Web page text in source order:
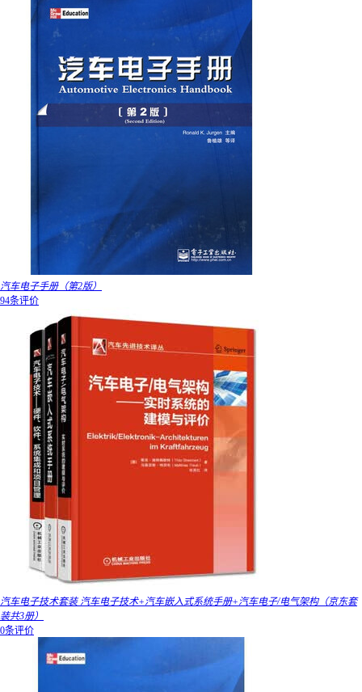
汽车电子手册（第2版）
94条评价
汽车电子技术套装 汽车电子技术+汽车嵌入式系统手册+汽车电子/电气架构（京东套
装共3册）
0条评价